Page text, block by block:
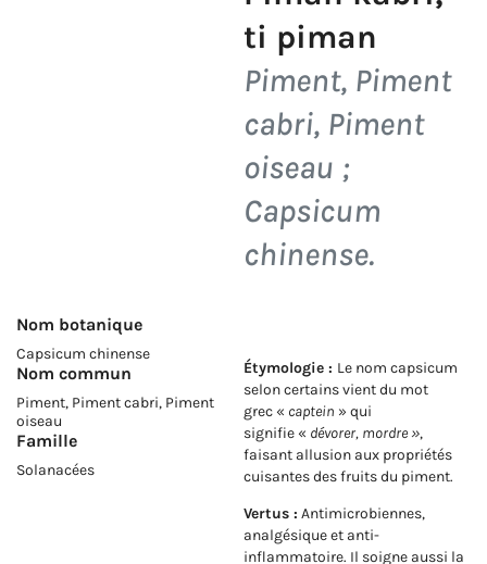
ti piman
Piment, Piment
cabri, Piment
oiseau ;
Capsicum
chinense.
Nom botanique
Capsicum chinense
Nom commun
Piment, Piment cabri, Piment
oiseau
Famille
Solanacées
Étymologie : Le nom capsicum
selon certains vient du mot
grec « captein » qui
signifie « dévorer, mordre »,
faisant allusion aux propriétés
cuisantes des fruits du piment.
Vertus : Antimicrobiennes,
analgésique et anti-
inflammatoire. Il soigne aussi la